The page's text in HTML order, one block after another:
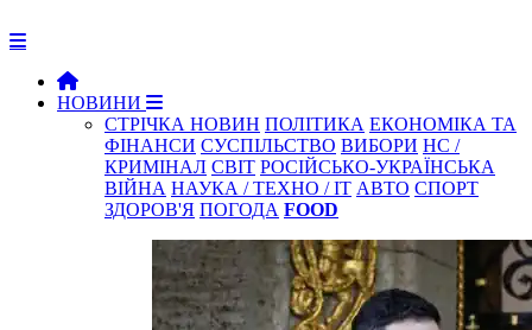
НОВИНИ
СТРІЧКА НОВИН ПОЛІТИКА ЕКОНОМІКА ТА
ФІНАНСИ СУСПІЛЬСТВО ВИБОРИ НС /
КРИМІНАЛ СВІТ РОСІЙСЬКО-УКРАЇНСЬКА
ВІЙНА НАУКА / ТЕХНО / IT АВТО СПОРТ
ЗДОРОВ'Я ПОГОДА FOOD